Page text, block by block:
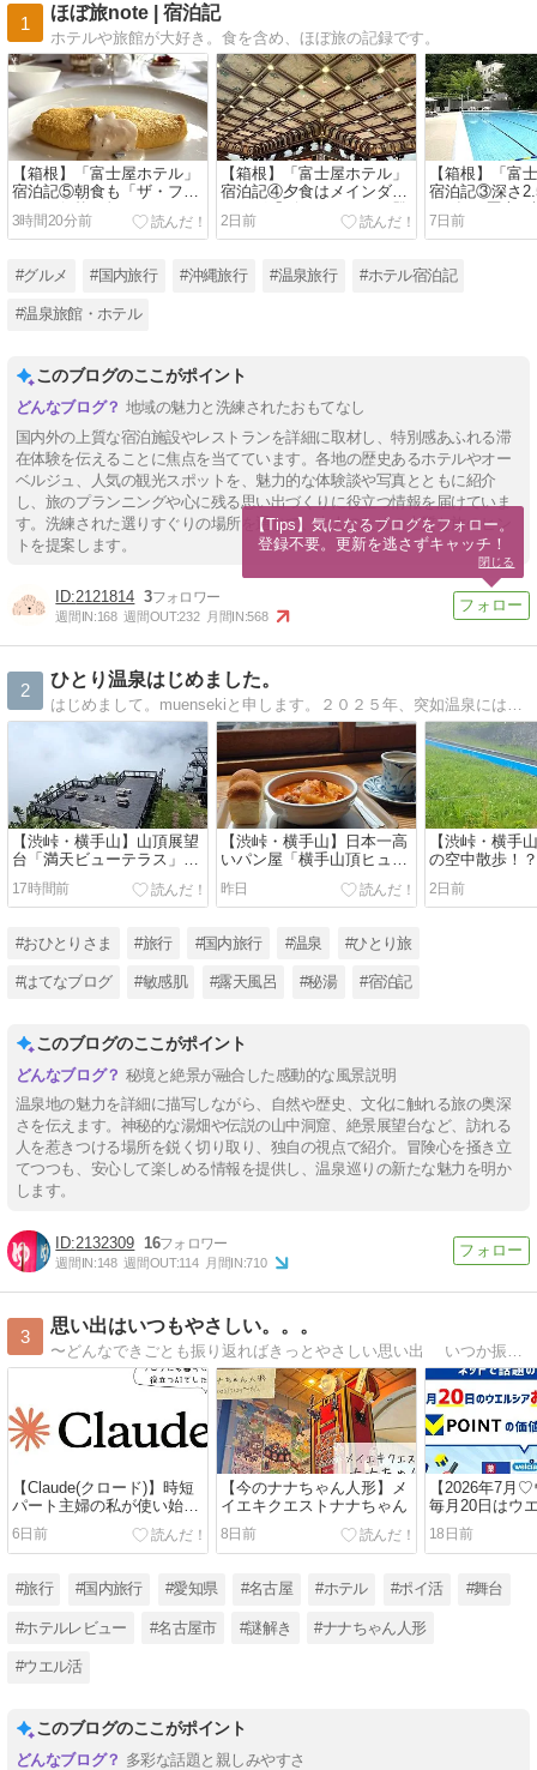
1
ほぼ旅note | 宿泊記
ホテルや旅館が大好き。食を含め、ほぼ旅の記録です。
【箱根】「富士屋ホテル」
宿泊記⑤朝食も「ザ・フジ
ヤ」で伝統の蟹オムレツ＆
名物カクテルetc..
3時間20分前
【箱根】「富士屋ホテル」
宿泊記④夕食はメインダイ
ニング「ザ・フジヤ」（登
録有形文化財）で伝統のフ
2日前
【箱根】「富
宿泊記③深さ
100年の歴史
の屋外プール
7日前
#グルメ #国内旅行 #沖縄旅行 #温泉旅行 #ホテル宿泊記
#温泉旅館・ホテル
このブログのここがポイント
地域の魅力と洗練されたおもてなし
国内外の上質な宿泊施設やレストランを詳細に取材し、特別感あふれる滞
在体験を伝えることに焦点を当てています。各地の歴史あるホテルやオー
ベルジュ、人気の観光スポットを、魅力的な体験談や写真とともに紹介
し、旅のプランニングや心に残る思い出づくりに役立つ情報を届けていま
す。洗練された選りすぐりの場所を通じて、大人のための上質な旅のヒン
トを提案します。
2121814 3
週間IN:168 週間OUT:232 月間IN:568
2
ひとり温泉はじめました。
はじめまして。muensekiと申します。２０２５年、突如温泉にはまる。温泉へ行くには１人旅が気楽で好きです。秘湯へ行った思い出と道中のあれこれ。温泉と１人旅へ行きたくなる道しるべに。
【渋峠・横手山】山頂展望
台「満天ビューテラス」か
らの景色は…！？お花のプ
ーさんと雲上に浮かぶテラ
17時間前
【渋峠・横手山】日本一高
いパン屋「横手山頂ヒュッ
テ」で絶品ボルシチラン
チ！標高2,307mの雲上レス
㉞
昨日
【渋峠・横手
の空中散歩！
スカイレータ
いリフトで雨
2日前
#おひとりさま #旅行 #国内旅行 #温泉 #ひとり旅
#はてなブログ #敏感肌 #露天風呂 #秘湯 #宿泊記
このブログのここがポイント
秘境と絶景が融合した感動的な風景説明
温泉地の魅力を詳細に描写しながら、自然や歴史、文化に触れる旅の奥深
さを伝えます。神秘的な湯畑や伝説の山中洞窟、絶景展望台など、訪れる
人を惹きつける場所を鋭く切り取り、独自の視点で紹介。冒険心を掻き立
てつつも、安心して楽しめる情報を提供し、温泉巡りの新たな魅力を明か
します。
2132309 16
週間IN:148 週間OUT:114 月間IN:710
3
思い出はいつもやさしい。。。
【Claude(クロード)】時短
パート主婦の私が使い始め
た理由☆ブログにも暮らし
にも役立つAIでした♪
6日前
【今のナナちゃん人形】メ
イエキクエストナナちゃん
8日前
【2026年7月
毎月20日はウ
様感謝デー♡
18日前
#旅行 #国内旅行 #愛知県 #名古屋 #ホテル #ポイ活 #舞台
#ホテルレビュー #名古屋市 #謎解き #ナナちゃん人形
#ウエル活
このブログのここがポイント
多彩な話題と親しみやすさ
【Tips】気になるブログをフォロー。
登録不要。更新を逃さずキャッチ！
閉じる